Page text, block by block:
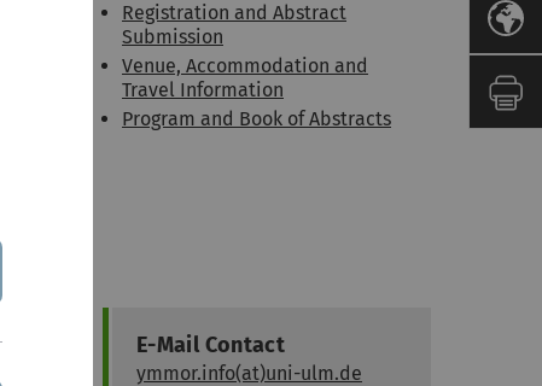
Registration and Abstract
Submission
Venue, Accommodation and
Travel Information
Program and Book of Abstracts
E-Mail Contact
ymmor.info(at)uni-ulm.de